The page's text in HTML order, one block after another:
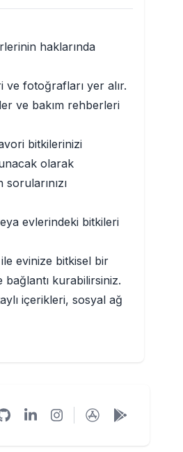
haklarında
ve fotoğrafları yer alır.
ve bakım rehberleri
bitkilerinizi
olarak
evlerindeki bitkileri
evinize bitkisel bir
bağlantı kurabilirsiniz.
içerikleri, sosyal ağ
GithubLinkedinInstagramApp Store